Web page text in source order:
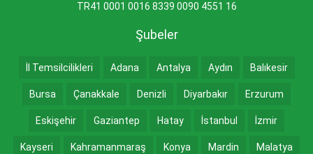
TR41 0001 0016 8339 0090 4551 16
Şubeler
İl Temsilcilikleri Adana Antalya Aydın Balıkesir
Bursa Çanakkale Denizli Diyarbakır Erzurum
Eskişehir Gaziantep Hatay İstanbul İzmir
Kayseri Kahramanmaraş Konya Mardin Malatya